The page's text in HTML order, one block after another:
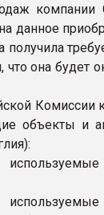
компании
данное
она будет
Комиссии
объекты и